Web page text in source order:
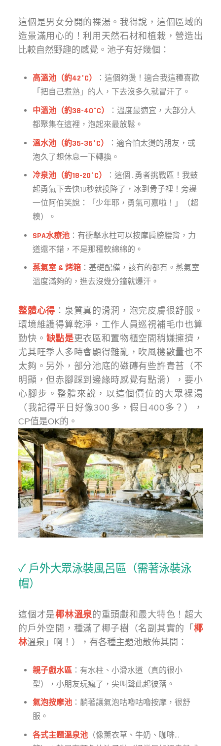
這個是男女分開的裸湯。我得說，這個區域的
造景滿用心的！利用天然石材和植栽，營造出
比較自然野趣的感覺。池子有好幾個：
高溫池（約42°C）
：這個夠燙！適合我這種喜歡
「把自己煮熟」的人，下去沒多久就冒汗了。
中溫池（約38-40°C）
：溫度最適宜，大部分人
都聚集在這裡，泡起來最放鬆。
溫水池（約35-36°C）
：適合怕太燙的朋友，或
泡久了想休息一下轉換。
冷泉池（約18-20°C）
：這個...勇者挑戰區！我鼓
起勇氣下去快10秒就投降了，冰到骨子裡！旁邊
一位阿伯笑說：「少年耶，勇氣可嘉啦！」（超
糗）。
SPA水療池 ：有衝擊水柱可以按摩肩膀腰背，力
道還不錯，不是那種軟綿綿的。
蒸氣室 & 烤箱 ：基礎配備，該有的都有。蒸氣室
溫度滿夠的，進去沒幾分鐘就爆汗。
整體心得 ：泉質真的滑潤，泡完皮膚很舒服。
環境維護得算乾淨，工作人員巡視補毛巾也算
勤快。 缺點是更衣區和置物櫃空間稍嫌擁擠，
尤其旺季人多時會顯得雜亂，吹風機數量也不
太夠。另外，部分池底的磁磚有些許青苔（不
明顯，但赤腳踩到邊緣時感覺有點滑），要小
心腳步。整體來說，以這個價位的大眾裸湯
（我記得平日好像300多，假日400多？），
CP值是OK的。
✓ 戶外大眾泳裝風呂區（需著泳裝泳
帽）
這個才是椰林溫泉的重頭戲和最大特色！超大
的戶外空間，種滿了椰子樹（名副其實的「椰
林溫泉」啊！），有各種主題池散佈其間：
親子戲水區 ：有水柱、小滑水道（真的很小
型），小朋友玩瘋了，尖叫聲此起彼落。
氣泡按摩池 ：躺著讓氣泡咕嚕咕嚕按摩，很舒
服。
各式主題溫泉池 （像薰衣草、牛奶、咖啡...